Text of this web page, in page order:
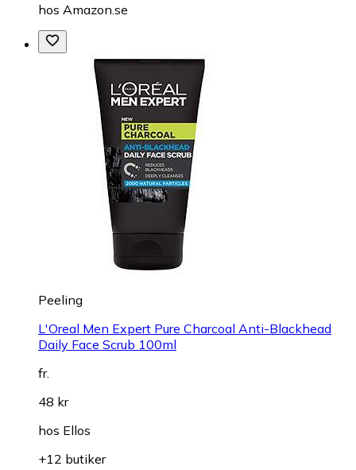
hos Amazon.se
Peeling
L'Oreal Men Expert Pure Charcoal Anti-Blackhead
Daily Face Scrub 100ml
fr.
48 kr
hos Ellos
+12 butiker